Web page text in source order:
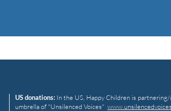
US donations: In the US, Happy Children is
umbrella of "Unsilenced Voices"